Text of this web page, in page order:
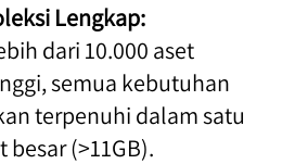
Lengkap:
dari 10.000 aset
semua kebutuhan
terpenuhi dalam satu
besar (>11GB).